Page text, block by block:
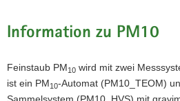
Information zu PM10
Feinstaub PM10 wird mit zwei
ist ein PM10-Automat (PM10_TEOM)